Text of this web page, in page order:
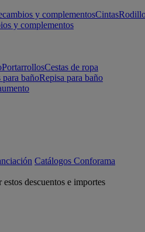
y complementosCintas
y complementos
PortarrollosCestas de ropa
bañoRepisa para baño
Catálogos Conforama
descuentos e importes